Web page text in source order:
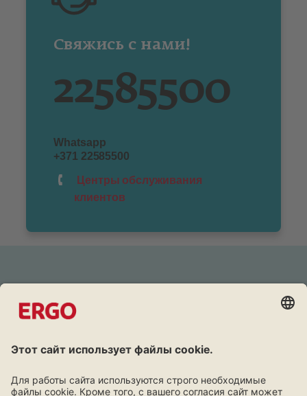
Свяжись с нами!
22585500
Whatsapp
+371 22585500
Центры обслуживания
клиентов
Дружба окупается
Познакомься с программой лояльности